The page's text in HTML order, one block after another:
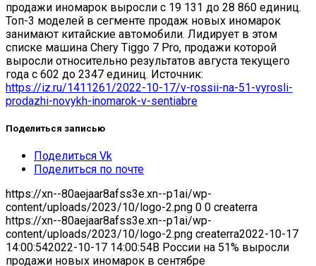
продажи иномарок выросли с 19 131 до 28 860 единиц.
Топ-3 моделей в сегменте продаж новых иномарок
занимают китайские автомобили. Лидирует в этом
списке машина Chery Tiggo 7 Pro, продажи которой
выросли относительно результатов августа текущего
года с 602 до 2347 единиц. Источник:
https://iz.ru/1411261/2022-10-17/v-rossii-na-51-vyrosli-
prodazhi-novykh-inomarok-v-sentiabre
Поделиться записью
Поделиться Vk
Поделиться по почте
https://xn--80aejaar8afss3e.xn--p1ai/wp-
content/uploads/2023/10/logo-2.png 0 0 createrra
https://xn--80aejaar8afss3e.xn--p1ai/wp-
content/uploads/2023/10/logo-2.png createrra2022-10-17
14:00:542022-10-17 14:00:54В России на 51% выросли
продажи новых иномарок в сентябре